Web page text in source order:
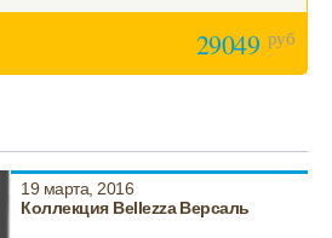
29049 руб
19 марта, 2016
Коллекция Bellezza Версаль